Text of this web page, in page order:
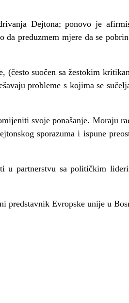
Dejtona; ponovo je
preduzmem mjere da se
(često suočen sa žestokim
probleme s kojima se
svoje ponašanje. Moraju
sporazuma i ispune
u partnerstvu sa političkim
predstavnik Evropske unije u